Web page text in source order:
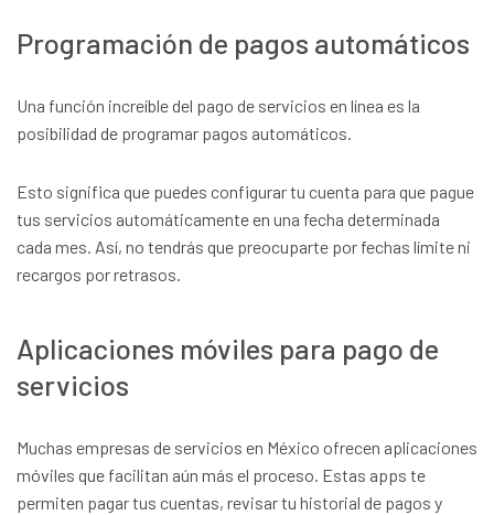
Programación de pagos automáticos
Una función increíble del pago de servicios en línea es la
posibilidad de programar pagos automáticos.
Esto significa que puedes configurar tu cuenta para que pague
tus servicios automáticamente en una fecha determinada
cada mes. Así, no tendrás que preocuparte por fechas límite ni
recargos por retrasos.
Aplicaciones móviles para pago de
servicios
Muchas empresas de servicios en México ofrecen aplicaciones
móviles que facilitan aún más el proceso. Estas apps te
permiten pagar tus cuentas, revisar tu historial de pagos y